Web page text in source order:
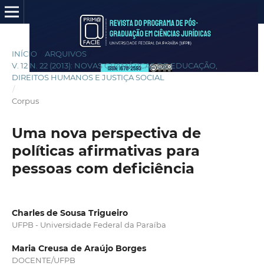
INÍCIO ARQUIVOS
V. 12 N. 22 (2013): NOVAS GRAMÁTICAS DE EDUCAÇÃO,
DIREITOS HUMANOS E JUSTIÇA SOCIAL
/
Corpus
Uma nova perspectiva de
políticas afirmativas para
pessoas com deficiência
Charles de Sousa Trigueiro
UFPB - Universidade Federal da Paraíba
Maria Creusa de Araújo Borges
DOCENTE/UFPB